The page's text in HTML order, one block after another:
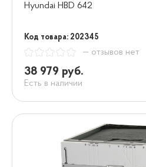
Hyundai HBD 642
Код товара: 202345
— отзывов нет
38 979 руб.
Есть в наличии